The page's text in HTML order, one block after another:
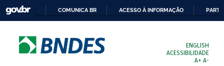
COMUNICA BR ACESSO À INFORMAÇÃO
ENGLISH
ACESSIBILIDADE
A+ A-